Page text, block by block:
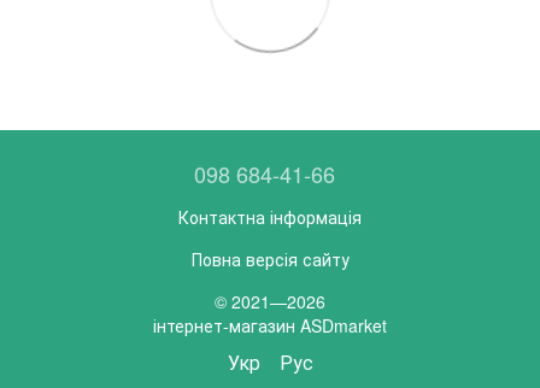
098 684-41-66
Контактна інформація
Повна версія сайту
© 2021—2026
інтернет-магазин ASDmarket
Укр Рус